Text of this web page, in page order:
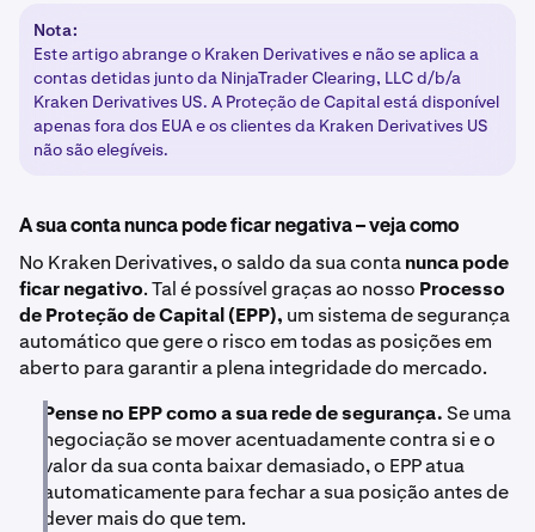
Nota:
Este artigo abrange o Kraken Derivatives e não se aplica a
contas detidas junto da NinjaTrader Clearing, LLC d/b/a
Kraken Derivatives US. A Proteção de Capital está disponível
apenas fora dos EUA e os clientes da Kraken Derivatives US
não são elegíveis.
A sua conta nunca pode ficar negativa – veja como
No Kraken Derivatives, o saldo da sua contanunca pode
ficar negativo. Tal é possível graças ao nosso Processo
de Proteção de Capital (EPP), um sistema de segurança
automático que gere o risco em todas as posições em
aberto para garantir a plena integridade do mercado.
Pense no EPP como a sua rede de segurança.Se uma
negociação se mover acentuadamente contra si e o
valor da sua conta baixar demasiado, o EPP atua
automaticamente para fechar a sua posição antes de
dever mais do que tem.